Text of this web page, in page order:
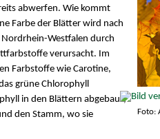
Foto:
abwerfen. Wie kommt
Farbe der Blätter wird nach
Westfalen durch
verursacht. Im
Farbstoffe wie Carotine,
grüne Chlorophyll
in den Blättern abgebaut,
den Stamm, wo sie